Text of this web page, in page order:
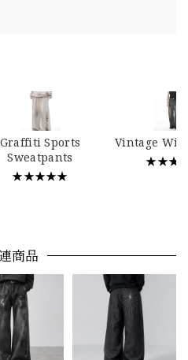
Graffiti Sports
Sweatpants
★★★★★
Vintage
商品